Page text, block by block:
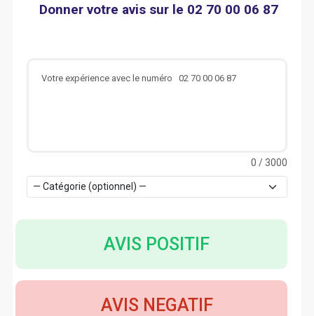
Donner votre avis sur le 02 70 00 06 87
0 / 3000
AVIS POSITIF
AVIS NEGATIF